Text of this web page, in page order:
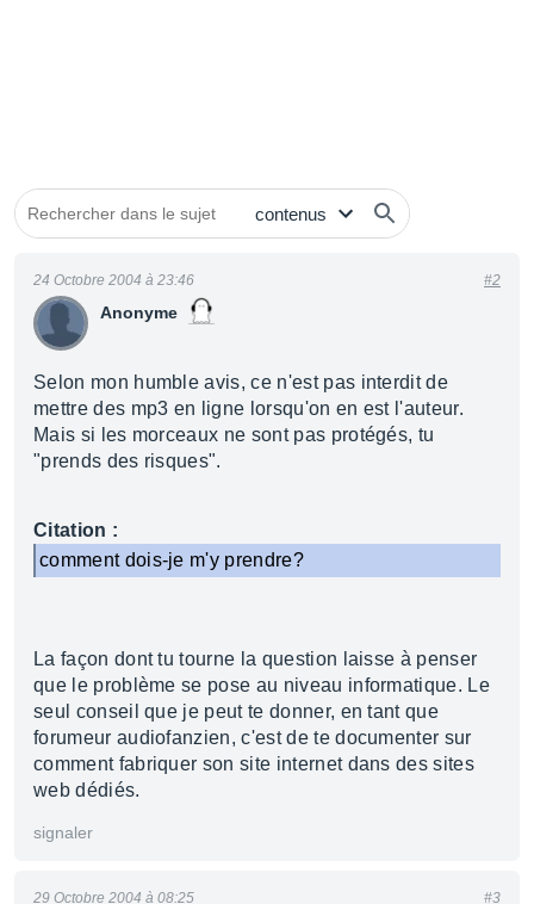
Anonyme
24 Octobre 2004 à 23:46 #2
Selon mon humble avis, ce n'est pas interdit de
mettre des mp3 en ligne lorsqu'on en est l'auteur.
Mais si les morceaux ne sont pas protégés, tu
"prends des risques".
Citation :
comment dois-je m'y prendre?
La façon dont tu tourne la question laisse à penser
que le problème se pose au niveau informatique. Le
seul conseil que je peut te donner, en tant que
forumeur audiofanzien, c'est de te documenter sur
comment fabriquer son site internet dans des sites
web dédiés.
signaler
29 Octobre 2004 à 08:25 #3